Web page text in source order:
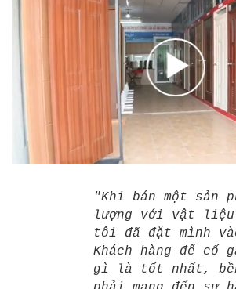
"Khi bán một sản
lượng với vật
tôi đã đặt mình
Khách hàng để cố
gì là tốt nhất,